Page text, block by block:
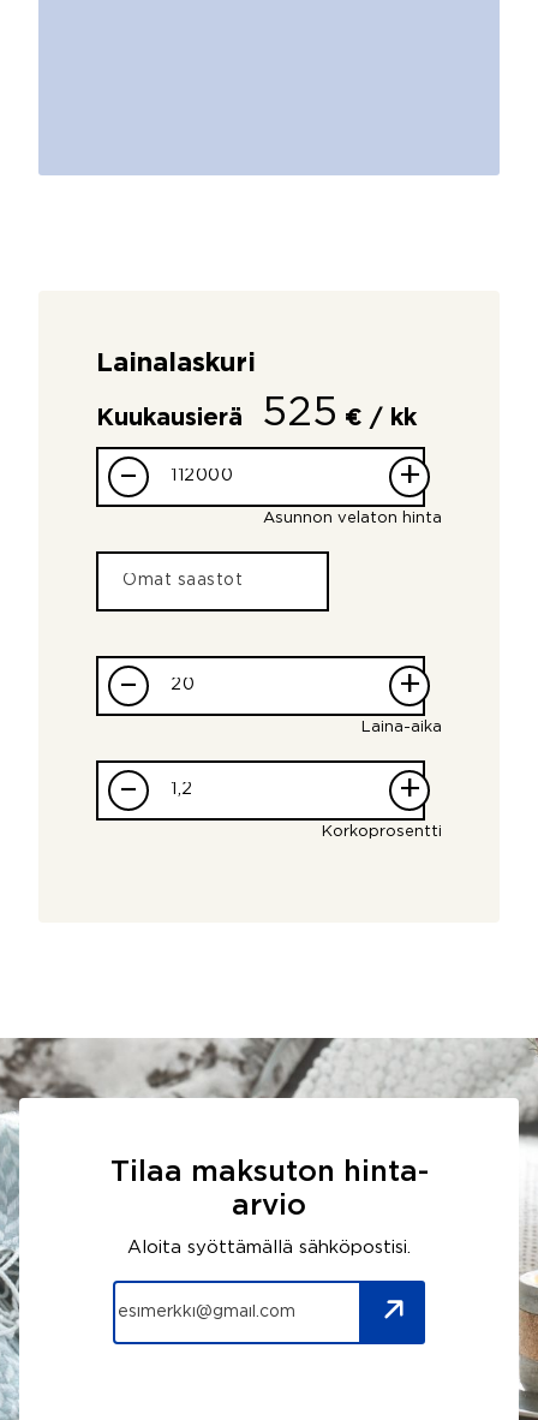
Lainalaskuri
Kuukausierä 525 € / kk
– +
Asunnon velaton hinta
– +
Laina-aika
– +
Korkoprosentti
Tilaa maksuton hinta-
arvio
Aloita syöttämällä sähköpostisi.